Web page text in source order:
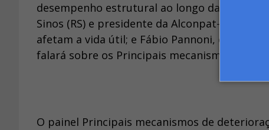
desempenho estrutural ao longo da vida útil;
Sinos (RS) e presidente da Alconpat-Brasil,
afetam a vida útil; e Fábio Pannoni, consultor
falará sobre os Principais mecanismos de
O painel Principais mecanismos de